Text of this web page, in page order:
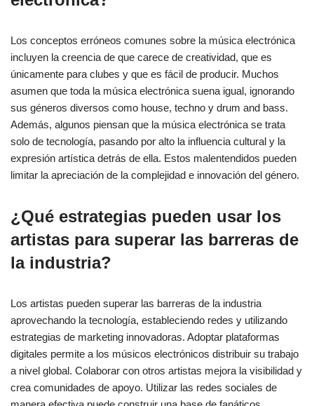
Los conceptos erróneos comunes sobre la música electrónica
incluyen la creencia de que carece de creatividad, que es
únicamente para clubes y que es fácil de producir. Muchos
asumen que toda la música electrónica suena igual, ignorando
sus géneros diversos como house, techno y drum and bass.
Además, algunos piensan que la música electrónica se trata
solo de tecnología, pasando por alto la influencia cultural y la
expresión artística detrás de ella. Estos malentendidos pueden
limitar la apreciación de la complejidad e innovación del género.
¿Qué estrategias pueden usar los
artistas para superar las barreras de
la industria?
Los artistas pueden superar las barreras de la industria
aprovechando la tecnología, estableciendo redes y utilizando
estrategias de marketing innovadoras. Adoptar plataformas
digitales permite a los músicos electrónicos distribuir su trabajo
a nivel global. Colaborar con otros artistas mejora la visibilidad y
crea comunidades de apoyo. Utilizar las redes sociales de